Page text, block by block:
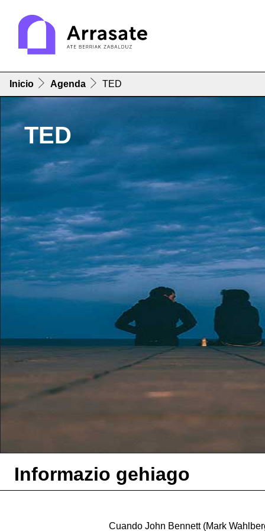
Inicio Agenda TED
TED
Informazio gehiago
Cuando John Bennett (Mark